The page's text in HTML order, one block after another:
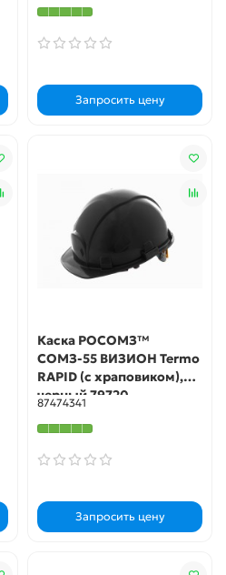
Запросить цену
Каска РОСОМЗ™
СОМЗ-55 ВИЗИОН Termo
RAPID (с храповиком),
черный 79720
87474341
Запросить цену